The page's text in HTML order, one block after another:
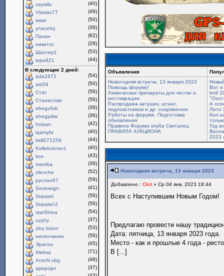
usywilu
(40)
Vlaslav77
(49)
www
(50)
ynacetoj
(39)
Пахан
(62)
никитос
(28)
Шахтер1
(53)
юрий21
(44)
В следующие 2 дней:
ada1972
(54)
ast34
(50)
Стас
(56)
Станислав
(56)
ebegufob
(39)
ehegydiw
(36)
holzan
(42)
iqamyfa
(40)
kirill271259
(44)
Kollekcioner1
(40)
kos
(43)
mamba
(39)
olenche
(52)
руслан67
(59)
Sovereign
(41)
Staratel
(56)
Staratel-2
(56)
starShina
(54)
uzyhy
(37)
zloy bizon
(53)
ногинчанин
(56)
Эрагон
(45)
Aleksa
(71)
AntoN vbg
(48)
apepojet
(37)
Объявления
Новогодняя встреча, 13 января 2023
Помощь форуму!
Химические препараты для чистки и
реставрации.
Распродажа катушек, штанг,
подлокотников и др. снаряжения
Работы на форуме. Подготовка
обновления
Правила Форума клуба Скиталец
ПРАВИЛА АУКЦИОНА
Вот и
bmf
А
Лето
Коп
Год
2023
Новогодняя встреча, 13 января 2023
Добавлено :Ckit» Ср 04 янв, 2023 18:44
Всех с Наступившим Новым Годом!
Предлагаю провести нашу
Дата: пятница, 13 января 2023 года.
Место - как и прошлые 4 года -
В [...]